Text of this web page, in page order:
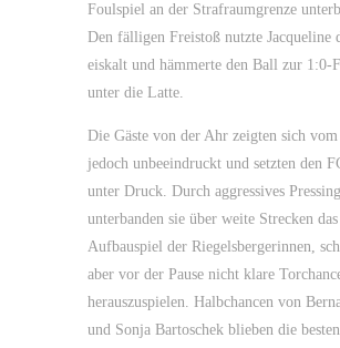
Foulspiel an der Strafraumgrenze
Den fälligen Freistoß nutzte Jacqueline
eiskalt und hämmerte den Ball zur 1:0-
unter die Latte.
Die Gäste von der Ahr zeigten sich vom
jedoch unbeeindruckt und setzten den
unter Druck. Durch aggressives Pressing
unterbanden sie über weite Strecken das
Aufbauspiel der Riegelsbergerinnen,
aber vor der Pause nicht klare
herauszuspielen. Halbchancen von
und Sonja Bartoschek blieben die besten